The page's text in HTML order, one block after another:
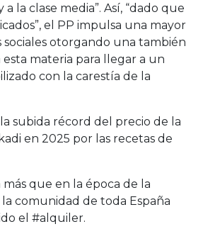
la clase media”. Así, “dado que
el PP impulsa una mayor
sociales otorgando una también
materia para llegar a un
con la carestía de la
subida récord del precio de la
en 2025 por las recetas de
que en la época de la
comunidad de toda España
el #alquiler.